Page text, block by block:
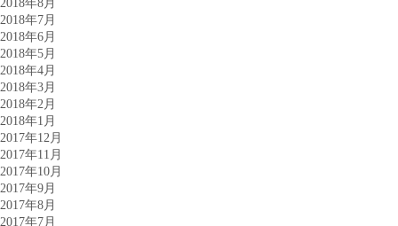
2018年8月
2018年7月
2018年6月
2018年5月
2018年4月
2018年3月
2018年2月
2018年1月
2017年12月
2017年11月
2017年10月
2017年9月
2017年8月
2017年7月